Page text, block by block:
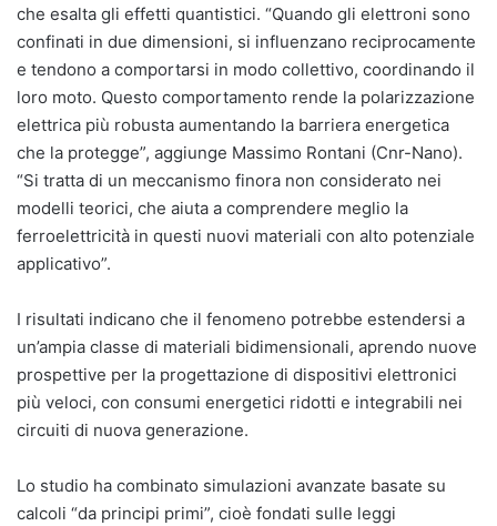
che esalta gli effetti quantistici. “Quando gli elettroni sono
confinati in due dimensioni, si influenzano reciprocamente
e tendono a comportarsi in modo collettivo, coordinando il
loro moto. Questo comportamento rende la polarizzazione
elettrica più robusta aumentando la barriera energetica
che la protegge”, aggiunge Massimo Rontani (Cnr-Nano).
“Si tratta di un meccanismo finora non considerato nei
modelli teorici, che aiuta a comprendere meglio la
ferroelettricità in questi nuovi materiali con alto potenziale
applicativo”.
I risultati indicano che il fenomeno potrebbe estendersi a
un’ampia classe di materiali bidimensionali, aprendo nuove
prospettive per la progettazione di dispositivi elettronici
più veloci, con consumi energetici ridotti e integrabili nei
circuiti di nuova generazione.
Lo studio ha combinato simulazioni avanzate basate su
calcoli “da principi primi”, cioè fondati sulle leggi